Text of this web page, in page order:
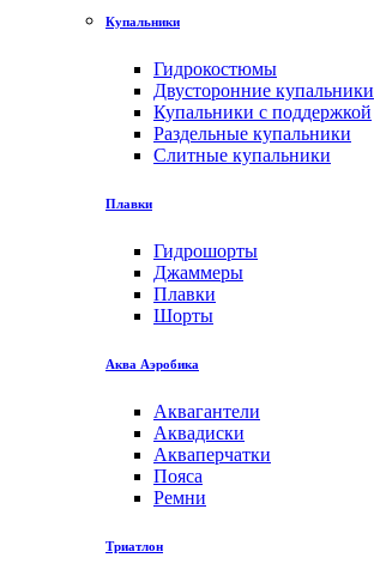
Купальники
Гидрокостюмы
Двусторонние купальники
Купальники с поддержкой
Раздельные купальники
Слитные купальники
Плавки
Гидрошорты
Джаммеры
Плавки
Шорты
Аква Аэробика
Аквагантели
Аквадиски
Акваперчатки
Пояса
Ремни
Триатлон